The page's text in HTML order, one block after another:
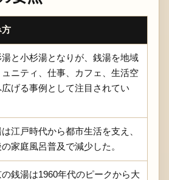
方
湯と小杉湯となりが、銭湯を地域
ュニティ、仕事、カフェ、生活空
広げる事例として注目されてい
江戸時代から都市生活を支え、
家庭風呂普及で減少した。
銭湯は1960年代のピークから大